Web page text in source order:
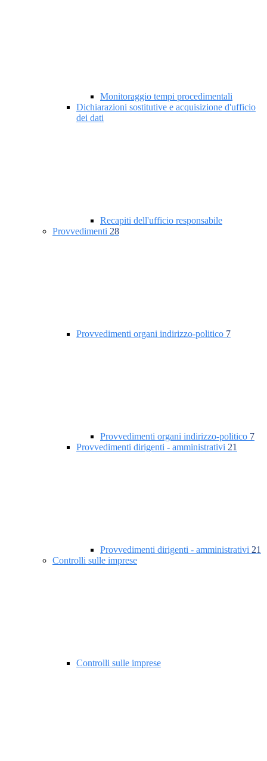
Monitoraggio tempi procedimentali
Dichiarazioni sostitutive e acquisizione d'ufficio
dei dati
Recapiti dell'ufficio responsabile
Provvedimenti 28
Provvedimenti organi indirizzo-politico 7
Provvedimenti organi indirizzo-politico 7
Provvedimenti dirigenti - amministrativi 21
Provvedimenti dirigenti - amministrativi 21
Controlli sulle imprese
Controlli sulle imprese